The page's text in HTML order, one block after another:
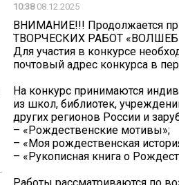
10:3808.12.2025
ВНИМАНИЕ!!! Продолжается
ТВОРЧЕСКИХ РАБОТ
Для участия в конкурсе
почтовый адрес конкурса в
На конкурс принимаются
из школ, библиотек,
других регионов России и
– «Рождественские мотивы»;
– «Моя рождественская
– «Рукописная книга о